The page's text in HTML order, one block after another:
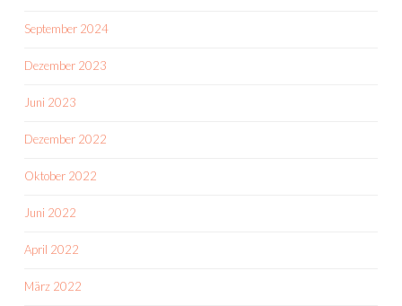
September 2024
Dezember 2023
Juni 2023
Dezember 2022
Oktober 2022
Juni 2022
April 2022
März 2022